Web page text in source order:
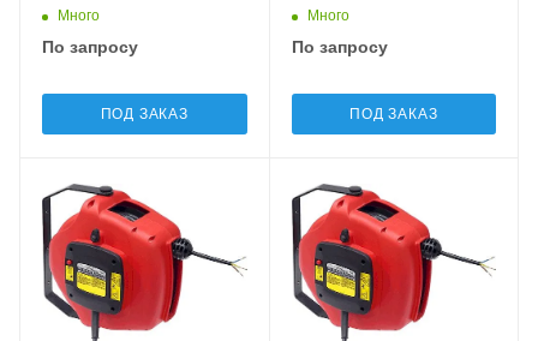
Много
По запросу
ПОД ЗАКАЗ
Много
По запросу
ПОД ЗАКАЗ